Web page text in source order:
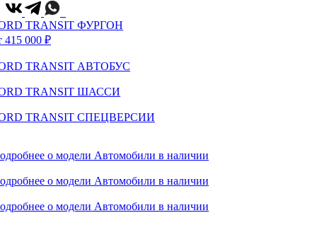
TRANSIT ФУРГОН
415 000 ₽
TRANSIT АВТОБУС
TRANSIT ШАССИ
TRANSIT СПЕЦВЕРСИИ
о модели Автомобили в наличии
о модели Автомобили в наличии
о модели Автомобили в наличии